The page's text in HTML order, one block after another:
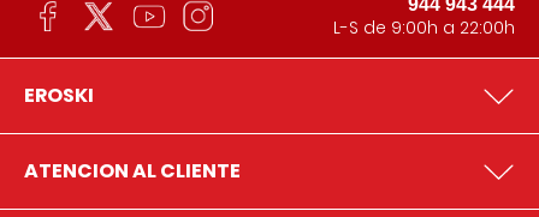
944 943 444
L-S de 9:00h a 22:00h
EROSKI
ATENCION AL CLIENTE